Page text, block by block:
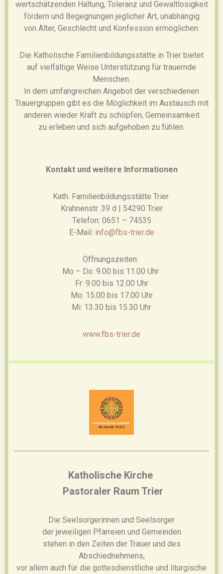
wertschätzenden Haltung, Toleranz und Gewaltlosigkeit
fördern und Begegnungen jeglicher Art, unabhängig
von Alter, Geschlecht und Konfession ermöglichen.
Die Katholische Familienbildungsstätte in Trier bietet
auf vielfältige Weise Unterstützung für trauernde
Menschen.
In dem umfangreichen Angebot der verschiedenen
Trauergruppen gibt es die Möglichkeit im Austausch mit
anderen wieder Kraft zu schöpfen, Gemeinsamkeit
zu erleben und sich aufgehoben zu fühlen.
Kontakt und weitere Informationen
Kath. Familienbildungsstätte Trier
Krahnenstr. 39 d | 54290 Trier
Telefon: 0651 – 74535
E-Mail: info@fbs-trier.de
Öffnungszeiten:
Mo – Do: 9.00 bis 11.00 Uhr
Fr: 9.00 bis 12.00 Uhr
Mo: 15.00 bis 17.00 Uhr
Mi: 13.30 bis 15.30 Uhr
www.fbs-trier.de
Katholische Kirche
Pastoraler Raum Trier
Die Seelsorgerinnen und Seelsorger
der jeweiligen Pfarreien und Gemeinden
stehen in den Zeiten der Trauer und des
Abschiednehmens,
vor allem auch für die gottesdienstliche und liturgische